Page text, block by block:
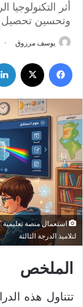
أثر
وتحسين تحصيل
يوسف مرزوق
فيسبوك
استعمال منصة تعليمية
لتلاميذ الدرجة الثالثة
الملخص
تتناول هذه